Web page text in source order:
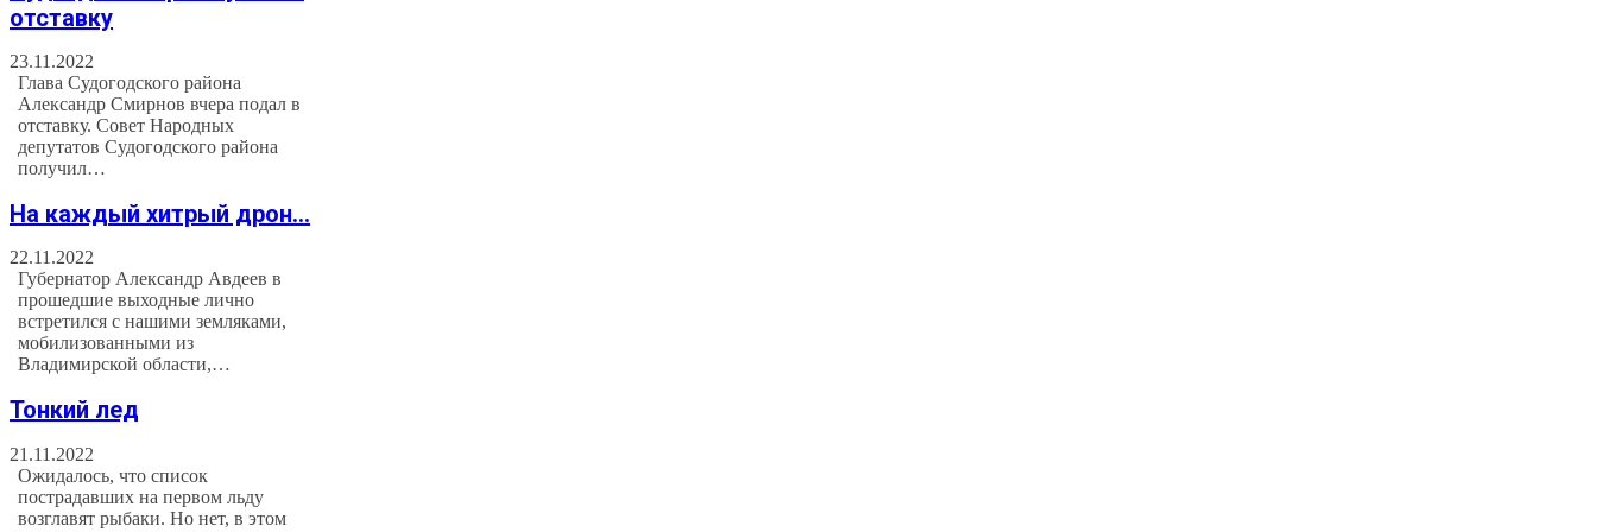
отставку
23.11.2022
Глава Судогодского района
Александр Смирнов вчера подал в
отставку. Совет Народных
депутатов Судогодского района
получил…
На каждый хитрый дрон…
22.11.2022
Губернатор Александр Авдеев в
прошедшие выходные лично
встретился с нашими земляками,
мобилизованными из
Владимирской области,…
Тонкий лед
21.11.2022
Ожидалось, что список
пострадавших на первом льду
возглавят рыбаки. Но нет, в этом